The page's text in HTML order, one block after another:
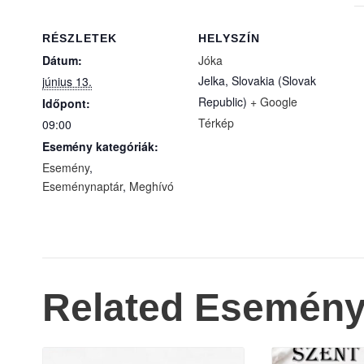
RÉSZLETEK
Dátum:
június 13.
Időpont:
09:00
Esemény kategóriák:
Esemény,
Eseménynaptár, Meghívó
HELYSZÍN
Jóka
Jelka, Slovakia (Slovak
Republic) + Google
Térkép
Related